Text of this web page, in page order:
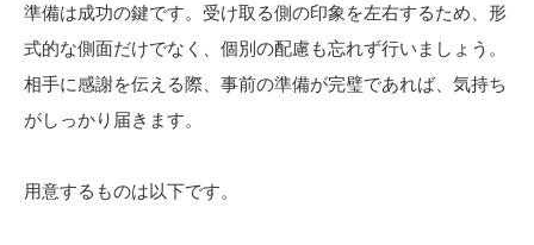
準備は成功の鍵です。受け取る側の印象を左右するため、形
式的な側面だけでなく、個別の配慮も忘れず行いましょう。
相手に感謝を伝える際、事前の準備が完璧であれば、気持ち
がしっかり届きます。
用意するものは以下です。